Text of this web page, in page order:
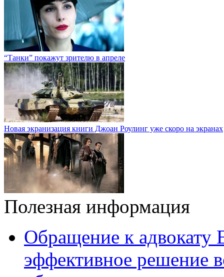
“Танки” покажут зрителю в апреле
Новая экранизация книги Джоан Роулинг уже скоро на экранах
Полезная информация
Обращение к адвокату
эффективное решение